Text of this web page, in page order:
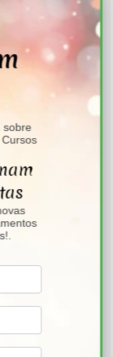
em biscuit,
peças
e
afins.
de cursos e
sobre